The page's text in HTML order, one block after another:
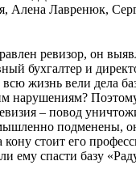
Алена Лавренюк,
ревизор, он
бухгалтер и
жизнь вели дела
нарушениям?
– повод
подменены,
кону стоит его
ему спасти базу